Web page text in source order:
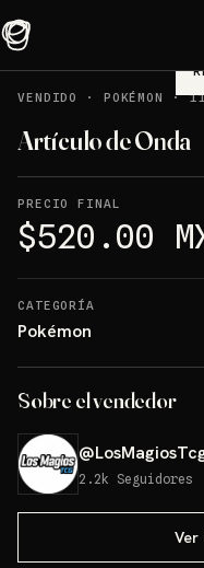
VENDIDO
· POKÉMON ·
Artículo de Onda
PRECIO FINAL
$520.00
CATEGORÍA
Pokémon
Sobre el vendedor
@
2.2k Seguidores
Ver